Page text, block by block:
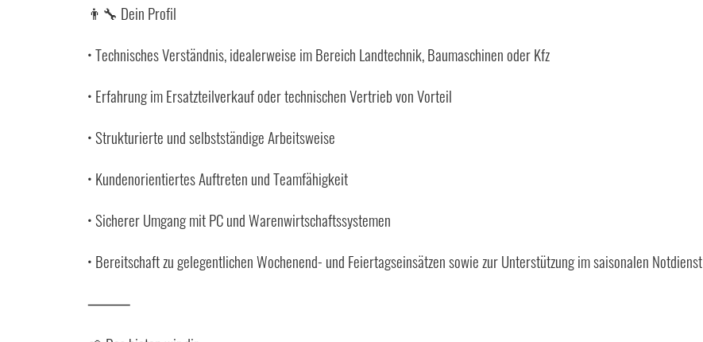
👨‍🔧 Dein Profil
• Technisches Verständnis, idealerweise im Bereich Landtechnik, Baumaschinen oder Kfz
• Erfahrung im Ersatzteilverkauf oder technischen Vertrieb von Vorteil
• Strukturierte und selbstständige Arbeitsweise
• Kundenorientiertes Auftreten und Teamfähigkeit
• Sicherer Umgang mit PC und Warenwirtschaftssystemen
• Bereitschaft zu gelegentlichen Wochenend- und Feiertagseinsätzen sowie zur Unterstützung im saisonalen Notdienst
⸻